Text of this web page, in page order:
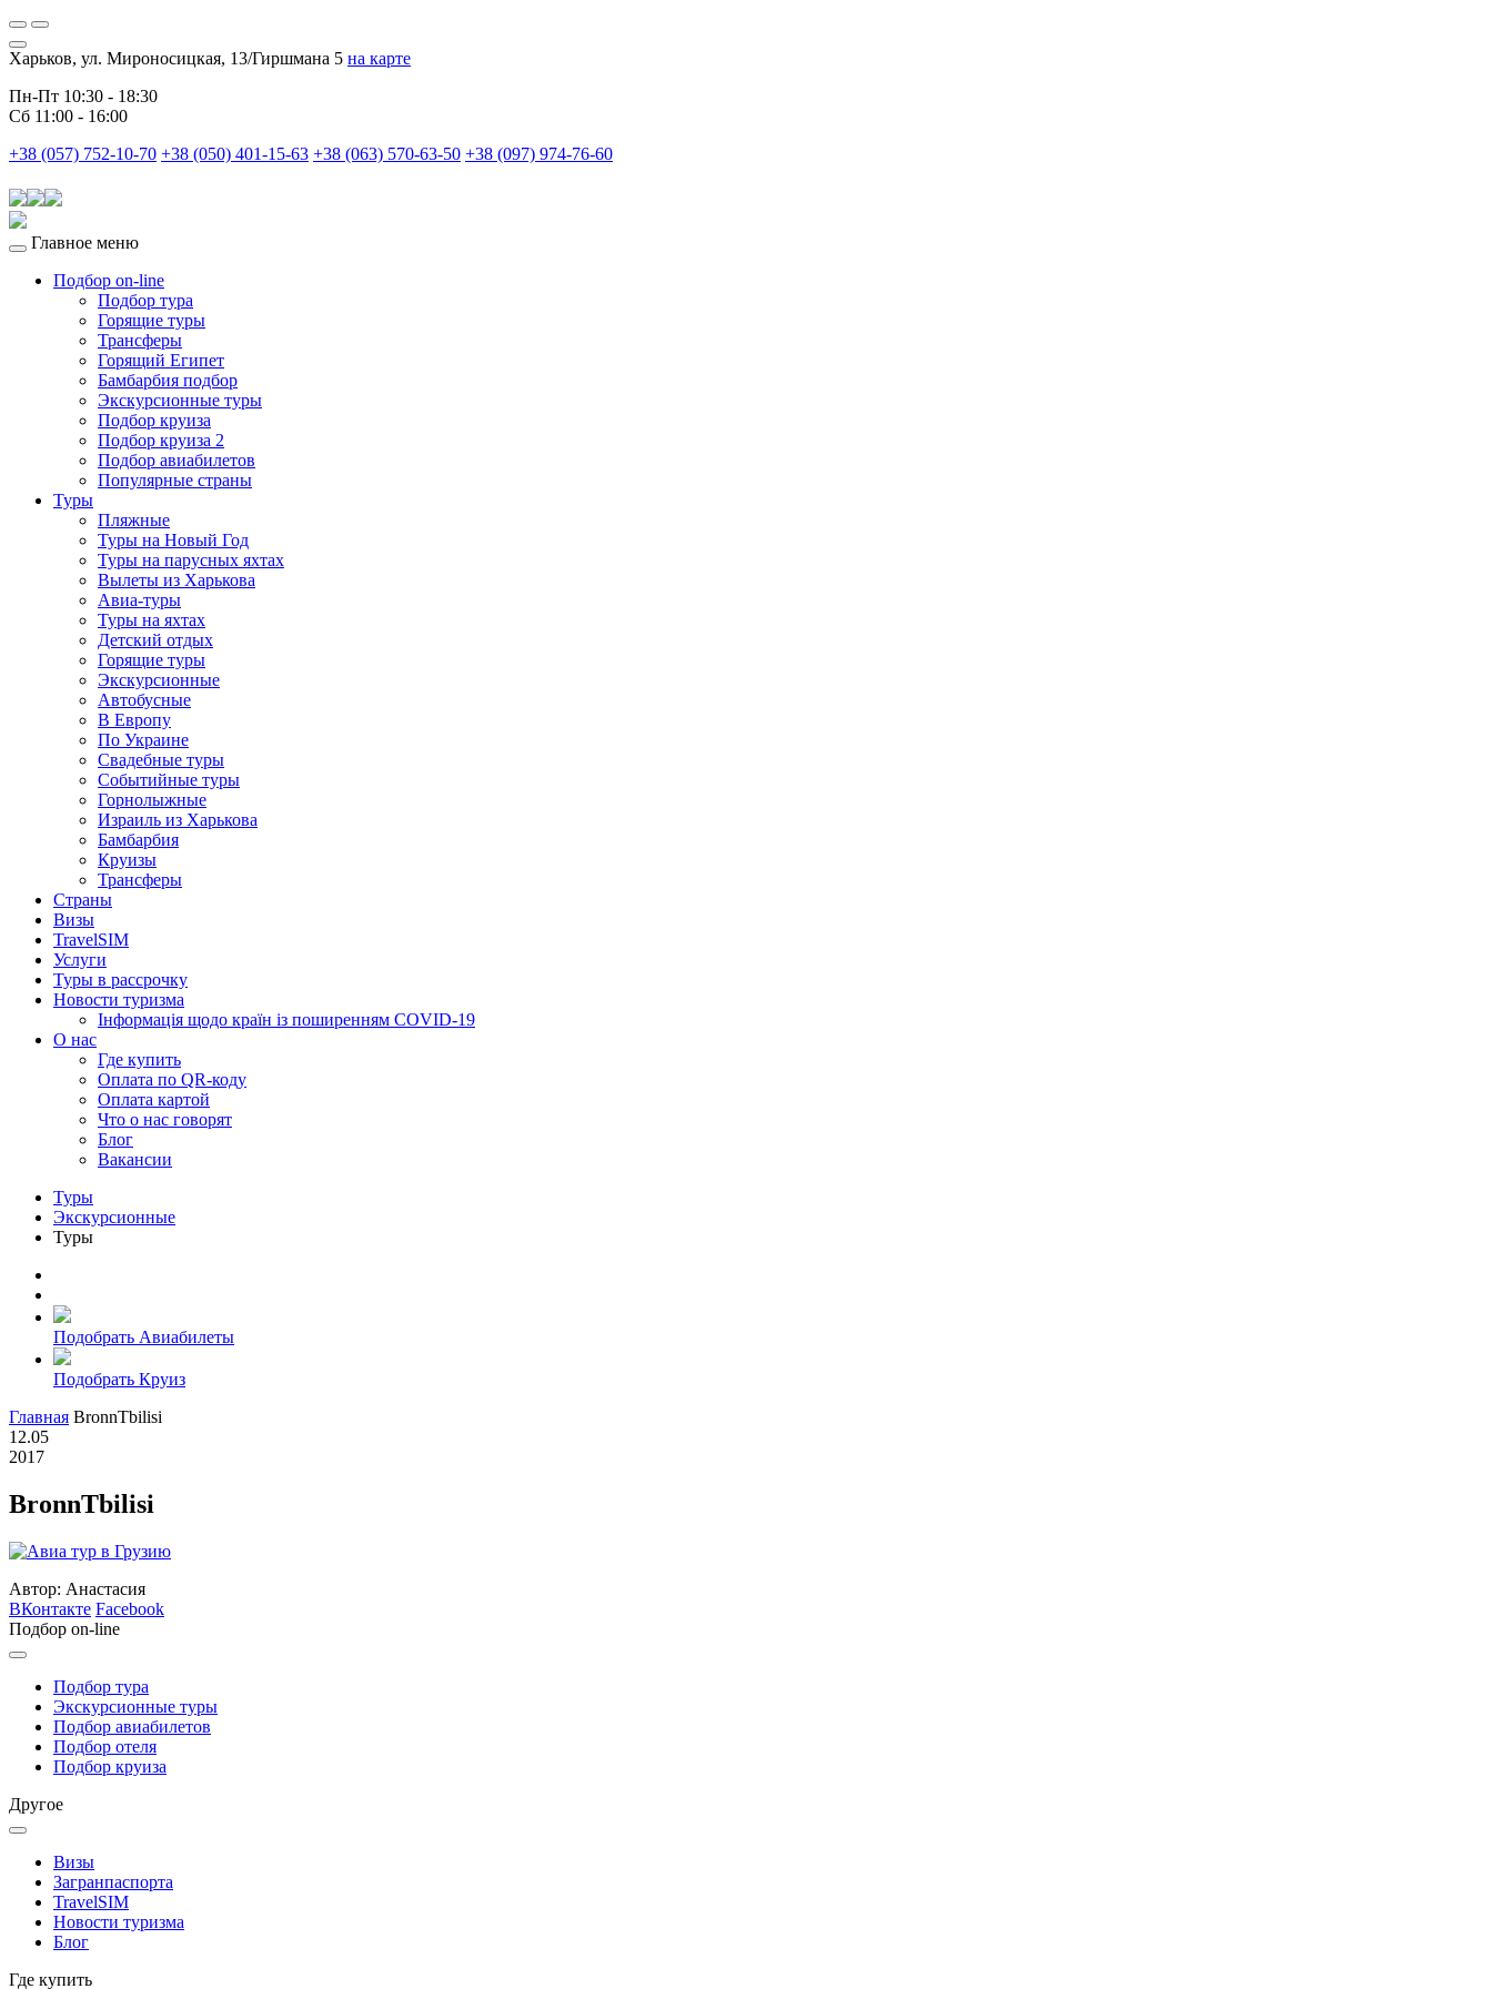
Харьков, ул. Мироносицкая, 13/Гиршмана 5 на карте
Пн-Пт 10:30 - 18:30
Сб 11:00 - 16:00
+38 (057) 752-10-70 +38 (050) 401-15-63 +38 (063) 570-63-50 +38 (097) 974-76-60
Главное меню
Подбор on-line
Подбор тура
Горящие туры
Трансферы
Горящий Египет
Бамбарбия подбор
Экскурсионные туры
Подбор круиза
Подбор круиза 2
Подбор авиабилетов
Популярные страны
Туры
Пляжные
Туры на Новый Год
Туры на парусных яхтах
Вылеты из Харькова
Авиа-туры
Туры на яхтах
Детский отдых
Горящие туры
Экскурсионные
Автобусные
В Европу
По Украине
Свадебные туры
Событийные туры
Горнолыжные
Израиль из Харькова
Бамбарбия
Круизы
Трансферы
Страны
Визы
TravelSIM
Услуги
Туры в рассрочку
Новости туризма
Інформація щодо країн із поширенням COVID-19
О нас
Где купить
Оплата по QR-коду
Оплата картой
Что о нас говорят
Блог
Вакансии
Туры
Экскурсионные
Туры
Подобрать Авиабилеты
Подобрать Круиз
Главная BronnTbilisi
12.05
2017
BronnTbilisi
Автор: Анастасия
ВКонтакте Facebook
Подбор on-line
Подбор тура
Экскурсионные туры
Подбор авиабилетов
Подбор отеля
Подбор круиза
Другое
Визы
Загранпаспорта
TravelSIM
Новости туризма
Блог
Где купить